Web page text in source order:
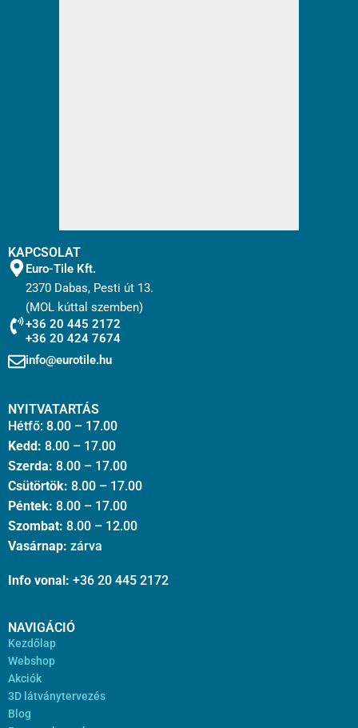
KAPCSOLAT
Euro-Tile Kft.
2370 Dabas, Pesti út 13.
(MOL kúttal szemben)
+36 20 445 2172
+36 20 424 7674
info@eurotile.hu
NYITVATARTÁS
Hétfő: 8.00 – 17.00
Kedd: 8.00 – 17.00
Szerda: 8.00 – 17.00
Csütörtök: 8.00 – 17.00
Péntek: 8.00 – 17.00
Szombat: 8.00 – 12.00
Vasárnap: zárva
Info vonal: +36 20 445 2172
NAVIGÁCIÓ
Kezdőlap
Webshop
Akciók
3D látványtervezés
Blog